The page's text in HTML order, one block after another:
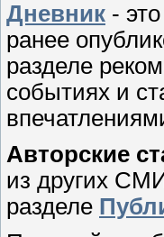
Дневник -
ранее
разделе
событиях и
Авторские
из других
разделе